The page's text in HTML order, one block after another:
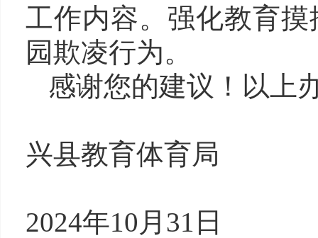
工作内容。强化教育
园欺凌行为。
感谢您的建议！以上
兴县教育体育局
2024年10 月 31 日